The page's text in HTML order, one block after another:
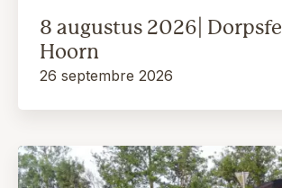
8 augustus 2026|
Hoorn
26 septembre 2026